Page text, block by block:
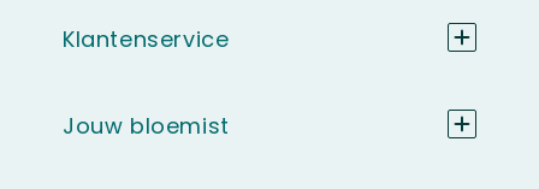
Klantenservice
Jouw bloemist